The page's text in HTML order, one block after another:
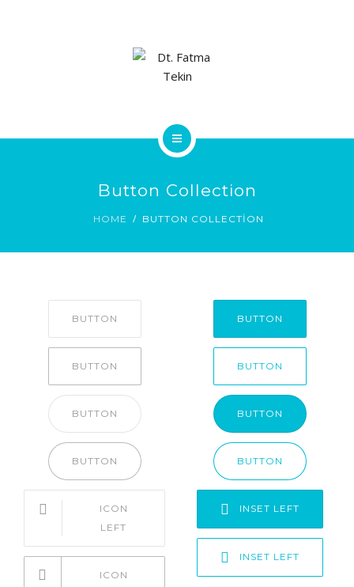
İLETIŞIM
Button Collection
HOME BUTTON COLLECTION
BUTTON
BUTTON
BUTTON
BUTTON
ICON
LEFT
ICON
BUTTON
BUTTON
BUTTON
BUTTON
INSET LEFT
INSET LEFT